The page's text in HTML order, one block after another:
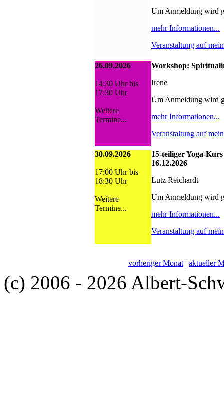
Um Anmeldung wird
mehr Informationen...
Veranstaltung auf
26.09.2026
14:30 Uhr bis
17:30 Uhr
Weitere
Termine...
Workshop:
Irene
Um Anmeldung wird
mehr Informationen...
Veranstaltung auf
30.09.2026
17:00 Uhr bis
18:30 Uhr
Weitere
Termine...
15-teiliger Yoga-
16.12.2026
Lutz Reichardt
Um Anmeldung wird
mehr Informationen...
Veranstaltung auf
vorheriger Monat | aktueller
(c) 2006 - 2026 Albert-